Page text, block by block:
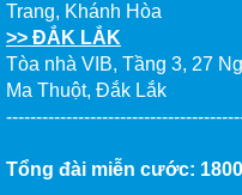
Trang, Khánh Hòa
>> ĐẮK LẮK
Tòa nhà VIB, Tầng 3, 27
Ma Thuột, Đắk Lắk
Tổng đài miễn cước: